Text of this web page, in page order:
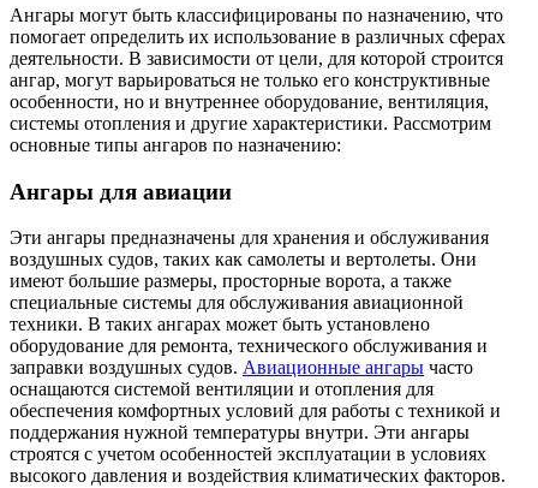
Ангары могут быть классифицированы по назначению, что
помогает определить их использование в различных сферах
деятельности. В зависимости от цели, для которой строится
ангар, могут варьироваться не только его конструктивные
особенности, но и внутреннее оборудование, вентиляция,
системы отопления и другие характеристики. Рассмотрим
основные типы ангаров по назначению:
Ангары для авиации
Эти ангары предназначены для хранения и обслуживания
воздушных судов, таких как самолеты и вертолеты. Они
имеют большие размеры, просторные ворота, а также
специальные системы для обслуживания авиационной
техники. В таких ангарах может быть установлено
оборудование для ремонта, технического обслуживания и
заправки воздушных судов. Авиационные ангары часто
оснащаются системой вентиляции и отопления для
обеспечения комфортных условий для работы с техникой и
поддержания нужной температуры внутри. Эти ангары
строятся с учетом особенностей эксплуатации в условиях
высокого давления и воздействия климатических факторов.